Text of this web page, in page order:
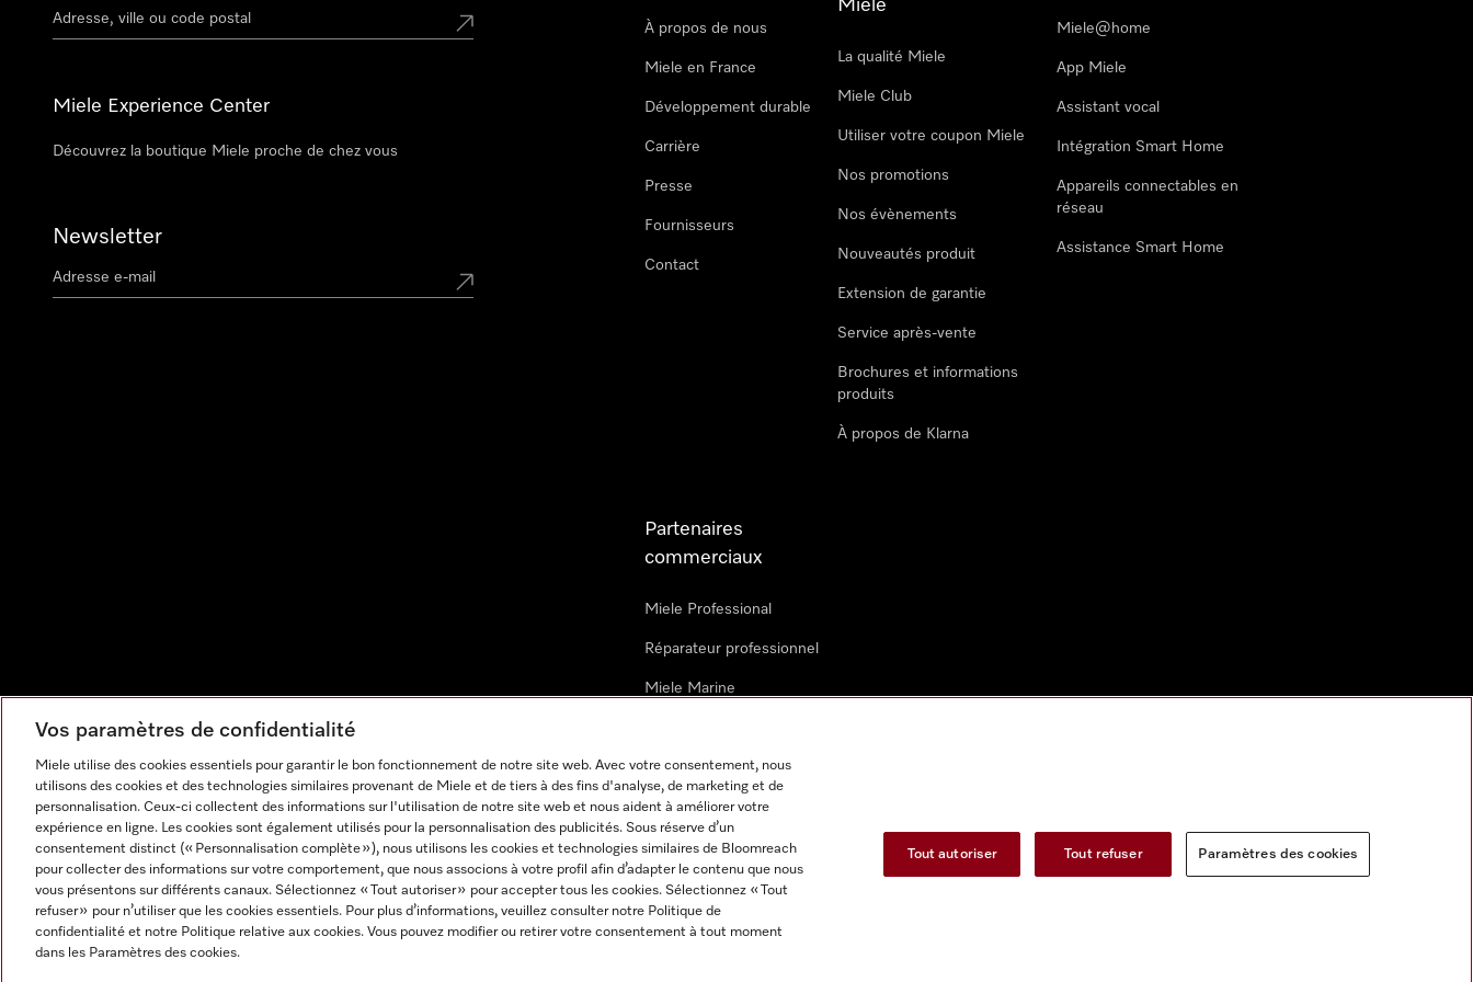
Miele Experience Center
Découvrez la boutique Miele proche de chez vous
Newsletter
À propos de nous
Miele en France
Développement durable
Carrière
Presse
Fournisseurs
Contact
Miele
La qualité Miele
Miele Club
Utiliser votre coupon Miele
Nos promotions
Nos évènements
Nouveautés produit
Extension de garantie
Service après-vente
Brochures et informations
produits
À propos de Klarna
Miele@home
App Miele
Assistant vocal
Intégration Smart Home
Appareils connectables en
réseau
Assistance Smart Home
Partenaires
commerciaux
Miele Professional
Réparateur professionnel
Miele Marine
Revendeurs
Mentions légales CGV Protection des données Conditions d'utilisation Déclaration d'accessibilité
Paramètres des cookies
Vos paramètres de confidentialité
Miele utilise des cookies essentiels pour garantir le bon fonctionnement de notre site web. Avec votre consentement, nous
utilisons des cookies et des technologies similaires provenant de Miele et de tiers à des fins d'analyse, de marketing et de
personnalisation. Ceux-ci collectent des informations sur l'utilisation de notre site web et nous aident à améliorer votre
expérience en ligne. Les cookies sont également utilisés pour la personnalisation des publicités. Sous réserve d’un
consentement distinct (« Personnalisation complète »), nous utilisons les cookies et technologies similaires de Bloomreach
pour collecter des informations sur votre comportement, que nous associons à votre profil afin d’adapter le contenu que nous
vous présentons sur différents canaux. Sélectionnez « Tout autoriser » pour accepter tous les cookies. Sélectionnez « Tout
refuser » pour n’utiliser que les cookies essentiels. Pour plus d’informations, veuillez consulter notre Politique de
confidentialité et notre Politique relative aux cookies. Vous pouvez modifier ou retirer votre consentement à tout moment
dans les Paramètres des cookies.
Tout autoriser Tout refuser Paramètres des cookies